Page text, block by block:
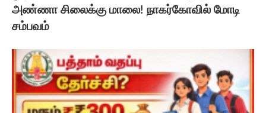
அண்ணா சிலைக்கு மாலை! நாகர்கோவில் மோடி
சம்பவம்